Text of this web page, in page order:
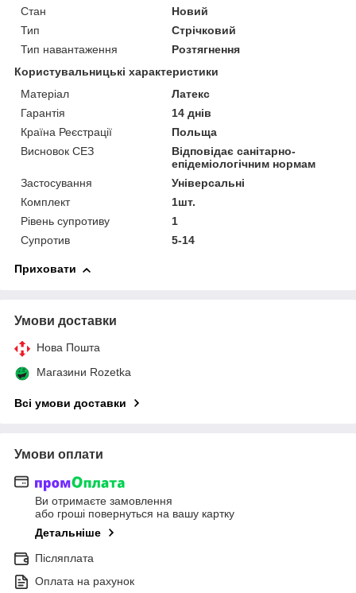
Стан
Новий
Тип
Стрічковий
Тип навантаження
Розтягнення
Користувальницькі характеристики
Матеріал
Латекс
Гарантія
14 днів
Країна Реєстрації
Польща
Висновок СЕЗ
Відповідає санітарно-
епідеміологічним нормам
Застосування
Універсальні
Комплект
1шт.
Рівень супротиву
1
Супротив
5-14
Приховати
Умови доставки
Нова Пошта
Магазини Rozetka
Всі умови доставки
Умови оплати
Ви отримаєте замовлення
або гроші повернуться на вашу картку
Детальніше
Післяплата
Оплата на рахунок